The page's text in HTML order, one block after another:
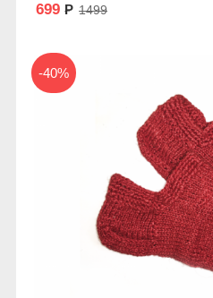
699 Р 1499
-40%